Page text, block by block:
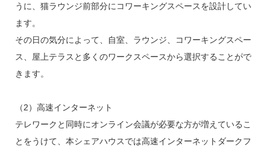
うに、猫ラウンジ前部分にコワーキングスペースを設計してい
ます。
その日の気分によって、自室、ラウンジ、コワーキングスペー
ス、屋上テラスと多くのワークスペースから選択することがで
きます。
（2）高速インターネット
テレワークと同時にオンライン会議が必要な方が増えているこ
とをうけて、本シェアハウスでは高速インターネットダークフ